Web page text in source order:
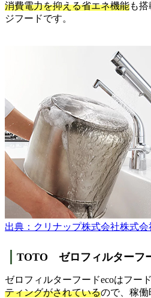
消費電力を抑える省エネ機能も
ジフードです。
出典：クリナップ株式会社株式会
TOTO ゼロフィルターフ
ゼロフィルターフードecoはフー
ティングがされているので、稼働